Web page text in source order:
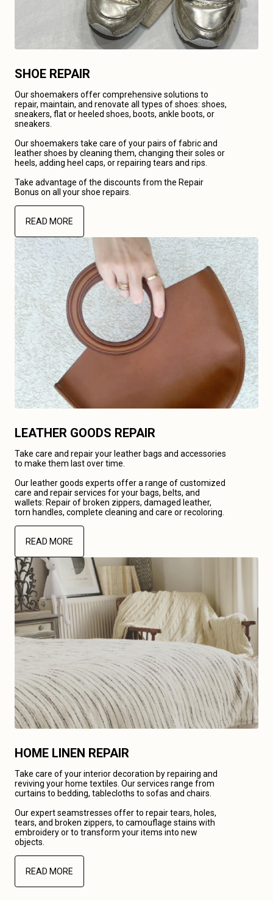
SHOE REPAIR
Our shoemakers offer comprehensive solutions to
repair, maintain, and renovate all types of shoes: shoes,
sneakers, flat or heeled shoes, boots, ankle boots, or
sneakers.
Our shoemakers take care of your pairs of fabric and
leather shoes by cleaning them, changing their soles or
heels, adding heel caps, or repairing tears and rips.
Take advantage of the discounts from the Repair
Bonus on all your shoe repairs.
READ MORE
LEATHER GOODS REPAIR
Take care and repair your leather bags and accessories
to make them last over time.
Our leather goods experts offer a range of customized
care and repair services for your bags, belts, and
wallets: Repair of broken zippers, damaged leather,
torn handles, complete cleaning and care or recoloring.
READ MORE
HOME LINEN REPAIR
Take care of your interior decoration by repairing and
reviving your home textiles. Our services range from
curtains to bedding, tablecloths to sofas and chairs.
Our expert seamstresses offer to repair tears, holes,
tears, and broken zippers, to camouflage stains with
embroidery or to transform your items into new
objects.
READ MORE